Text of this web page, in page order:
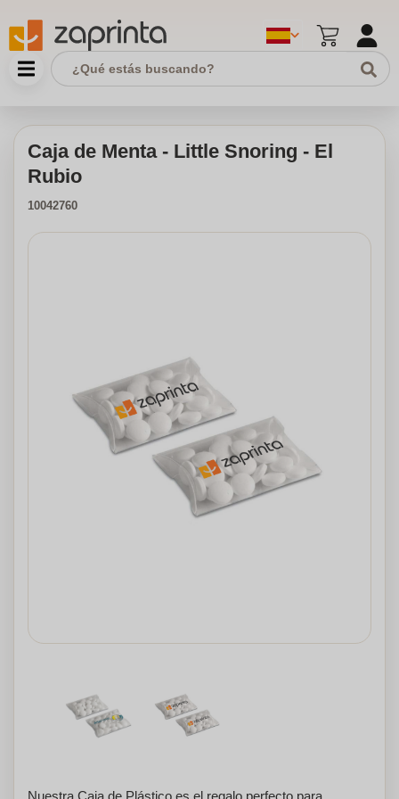
Caja de Menta - Little Snoring - El
Rubio
10042760
Nuestra Caja de Plástico es el regalo perfecto para